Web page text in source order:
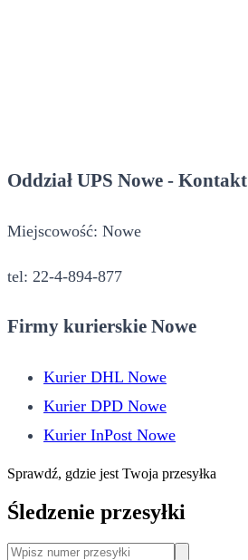
Oddział UPS Nowe - Kontakt
Miejscowość: Nowe
tel: 22-4-894-877
Firmy kurierskie Nowe
Kurier DHL Nowe
Kurier DPD Nowe
Kurier InPost Nowe
Sprawdź, gdzie jest Twoja przesyłka
Śledzenie przesyłki